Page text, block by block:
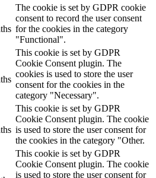
The cookie is set by GDPR cookie
consent to record the user consent
for the cookies in the category
"Functional".
This cookie is set by GDPR
Cookie Consent plugin. The
cookies is used to store the user
consent for the cookies in the
category "Necessary".
This cookie is set by GDPR
Cookie Consent plugin. The cookie
is used to store the user consent for
the cookies in the category "Other.
This cookie is set by GDPR
Cookie Consent plugin. The cookie
is used to store the user consent for